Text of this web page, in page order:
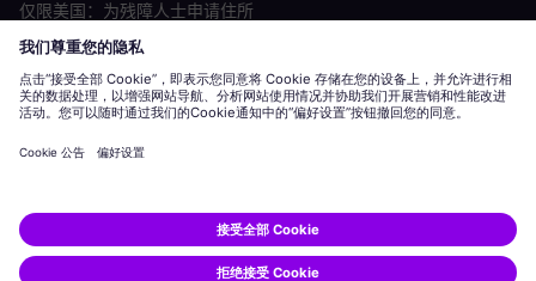
仅限美国：为残障人士申请住所
劳工情况申请
Siemens Energy 是由 Siemens AG 授权的商标。